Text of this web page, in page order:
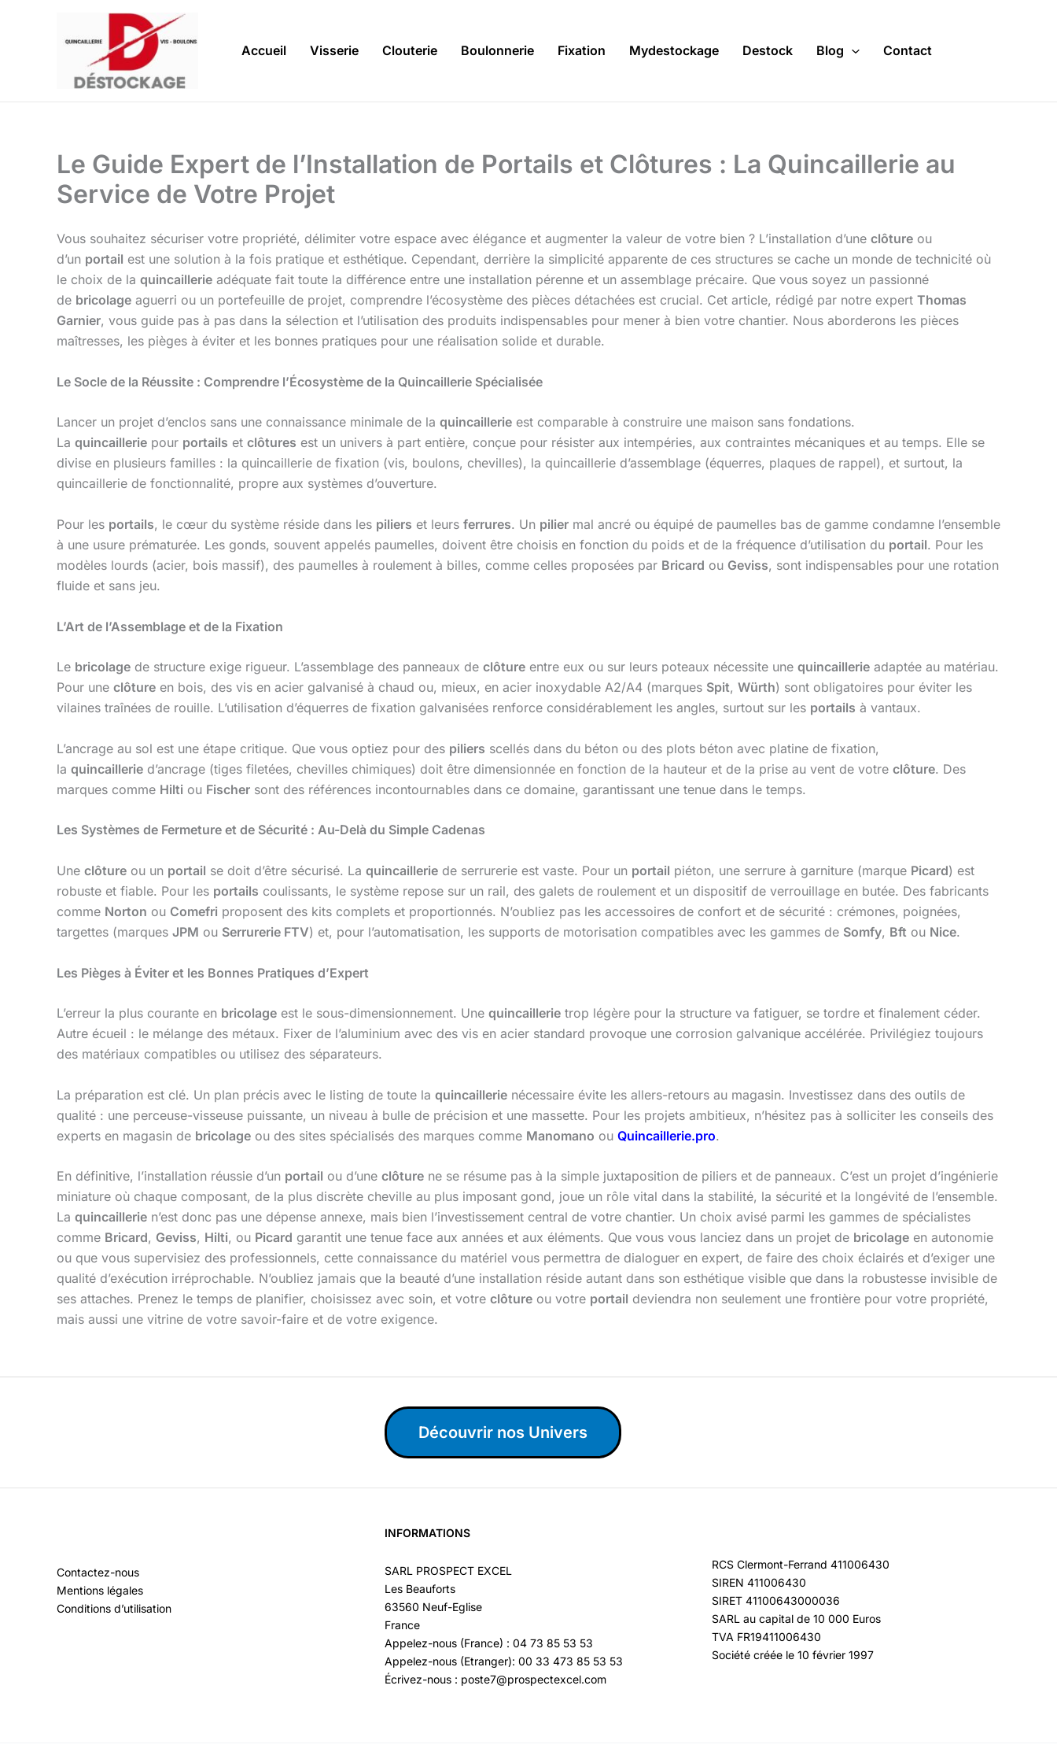
Accueil Visserie Clouterie Boulonnerie Fixation Mydestockage Destock Blog Contact
Le Guide Expert de l’Installation de Portails et Clôtures : La Quincaillerie au
Service de Votre Projet
Vous souhaitez sécuriser votre propriété, délimiter votre espace avec élégance et augmenter la valeur de votre bien ? L’installation d’une clôture ou
d’un portail est une solution à la fois pratique et esthétique. Cependant, derrière la simplicité apparente de ces structures se cache un monde de technicité où
le choix de la quincaillerie adéquate fait toute la différence entre une installation pérenne et un assemblage précaire. Que vous soyez un passionné
de bricolage aguerri ou un portefeuille de projet, comprendre l’écosystème des pièces détachées est crucial. Cet article, rédigé par notre expert Thomas
Garnier, vous guide pas à pas dans la sélection et l’utilisation des produits indispensables pour mener à bien votre chantier. Nous aborderons les pièces
maîtresses, les pièges à éviter et les bonnes pratiques pour une réalisation solide et durable.
Le Socle de la Réussite : Comprendre l’Écosystème de la Quincaillerie Spécialisée
Lancer un projet d’enclos sans une connaissance minimale de la quincaillerie est comparable à construire une maison sans fondations.
La quincaillerie pour portails et clôtures est un univers à part entière, conçue pour résister aux intempéries, aux contraintes mécaniques et au temps. Elle se
divise en plusieurs familles : la quincaillerie de fixation (vis, boulons, chevilles), la quincaillerie d’assemblage (équerres, plaques de rappel), et surtout, la
quincaillerie de fonctionnalité, propre aux systèmes d’ouverture.
Pour les portails, le cœur du système réside dans les piliers et leurs ferrures. Un pilier mal ancré ou équipé de paumelles bas de gamme condamne l’ensemble
à une usure prématurée. Les gonds, souvent appelés paumelles, doivent être choisis en fonction du poids et de la fréquence d’utilisation du portail. Pour les
modèles lourds (acier, bois massif), des paumelles à roulement à billes, comme celles proposées par Bricard ou Geviss, sont indispensables pour une rotation
fluide et sans jeu.
L’Art de l’Assemblage et de la Fixation
Le bricolage de structure exige rigueur. L’assemblage des panneaux de clôture entre eux ou sur leurs poteaux nécessite une quincaillerie adaptée au matériau.
Pour une clôture en bois, des vis en acier galvanisé à chaud ou, mieux, en acier inoxydable A2/A4 (marques Spit, Würth) sont obligatoires pour éviter les
vilaines traînées de rouille. L’utilisation d’équerres de fixation galvanisées renforce considérablement les angles, surtout sur les portails à vantaux.
L’ancrage au sol est une étape critique. Que vous optiez pour des piliers scellés dans du béton ou des plots béton avec platine de fixation,
la quincaillerie d’ancrage (tiges filetées, chevilles chimiques) doit être dimensionnée en fonction de la hauteur et de la prise au vent de votre clôture. Des
marques comme Hilti ou Fischer sont des références incontournables dans ce domaine, garantissant une tenue dans le temps.
Les Systèmes de Fermeture et de Sécurité : Au-Delà du Simple Cadenas
Une clôture ou un portail se doit d’être sécurisé. La quincaillerie de serrurerie est vaste. Pour un portail piéton, une serrure à garniture (marque Picard) est
robuste et fiable. Pour les portails coulissants, le système repose sur un rail, des galets de roulement et un dispositif de verrouillage en butée. Des fabricants
comme Norton ou Comefri proposent des kits complets et proportionnés. N’oubliez pas les accessoires de confort et de sécurité : crémones, poignées,
targettes (marques JPM ou Serrurerie FTV) et, pour l’automatisation, les supports de motorisation compatibles avec les gammes de Somfy, Bft ou Nice.
Les Pièges à Éviter et les Bonnes Pratiques d’Expert
L’erreur la plus courante en bricolage est le sous-dimensionnement. Une quincaillerie trop légère pour la structure va fatiguer, se tordre et finalement céder.
Autre écueil : le mélange des métaux. Fixer de l’aluminium avec des vis en acier standard provoque une corrosion galvanique accélérée. Privilégiez toujours
des matériaux compatibles ou utilisez des séparateurs.
La préparation est clé. Un plan précis avec le listing de toute la quincaillerie nécessaire évite les allers-retours au magasin. Investissez dans des outils de
qualité : une perceuse-visseuse puissante, un niveau à bulle de précision et une massette. Pour les projets ambitieux, n’hésitez pas à solliciter les conseils des
experts en magasin de bricolage ou des sites spécialisés des marques comme Manomano ou Quincaillerie.pro.
En définitive, l’installation réussie d’un portail ou d’une clôture ne se résume pas à la simple juxtaposition de piliers et de panneaux. C’est un projet d’ingénierie
miniature où chaque composant, de la plus discrète cheville au plus imposant gond, joue un rôle vital dans la stabilité, la sécurité et la longévité de l’ensemble.
La quincaillerie n’est donc pas une dépense annexe, mais bien l’investissement central de votre chantier. Un choix avisé parmi les gammes de spécialistes
comme Bricard, Geviss, Hilti, ou Picard garantit une tenue face aux années et aux éléments. Que vous vous lanciez dans un projet de bricolage en autonomie
ou que vous supervisiez des professionnels, cette connaissance du matériel vous permettra de dialoguer en expert, de faire des choix éclairés et d’exiger une
qualité d’exécution irréprochable. N’oubliez jamais que la beauté d’une installation réside autant dans son esthétique visible que dans la robustesse invisible de
ses attaches. Prenez le temps de planifier, choisissez avec soin, et votre clôture ou votre portail deviendra non seulement une frontière pour votre propriété,
mais aussi une vitrine de votre savoir-faire et de votre exigence.
Découvrir nos Univers
Contactez-nous
Mentions légales
Conditions d’utilisation
INFORMATIONS
SARL PROSPECT EXCEL
Les Beauforts
63560 Neuf-Eglise
France
Appelez-nous (France) : 04 73 85 53 53
Appelez-nous (Etranger): 00 33 473 85 53 53
Écrivez-nous : poste7@prospectexcel.com
RCS Clermont-Ferrand 411006430
SIREN 411006430
SIRET 41100643000036
SARL au capital de 10 000 Euros
TVA FR19411006430
Société créée le 10 février 1997